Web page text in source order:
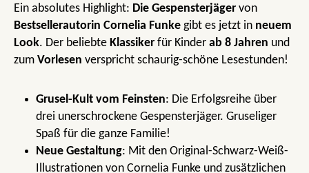
Ein absolutes Highlight: Die Gespensterjäger von
Bestsellerautorin Cornelia Funke gibt es jetzt in neuem
Look. Der beliebte Klassiker für Kinder ab 8 Jahren und
zum Vorlesen verspricht schaurig-schöne Lesestunden!
Grusel-Kult vom Feinsten: Die Erfolgsreihe über
drei unerschrockene Gespensterjäger. Gruseliger
Spaß für die ganze Familie!
Neue Gestaltung: Mit den Original-Schwarz-Weiß-
Illustrationen von Cornelia Funke und zusätzlichen